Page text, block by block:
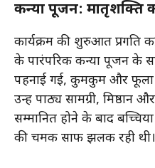
कन्या पूजन: मातृशक्ति
कार्यक्रम की शुरुआत प्रगति
के पारंपरिक कन्या पूजन के
पहनाई गई, कुमकुम और फूलों
उन्हें पाठ्य सामग्री, मिष्ठान
सम्मानित होने के बाद
की चमक साफ झलक रही थी।